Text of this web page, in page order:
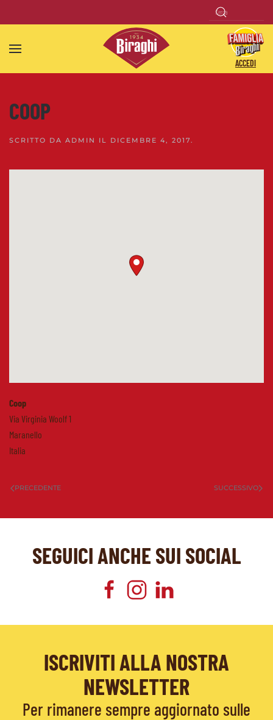
Skip to main content
ACCEDI
COOP
SCRITTO DA ADMIN IL DICEMBRE 4, 2017.
Coop
Via Virginia Woolf 1
Maranello
Italia
PRECEDENTE SUCCESSIVO
SEGUICI ANCHE SUI SOCIAL
ISCRIVITI ALLA NOSTRA
NEWSLETTER
Per rimanere sempre aggiornato sulle